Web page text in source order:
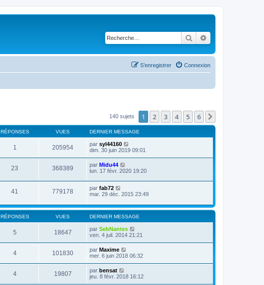
Rechercher
Connexion
S’enregistrer
140 sujets 1 2 3 4 5 6
RÉPONSES VUES DERNIER MESSAGE
1 205954 par syl44160
dim. 30 juin 2019 09:01
23 368389 par Midu44
lun. 17 févr. 2020 19:20
41 779178 par fab72
mar. 29 déc. 2015 23:49
RÉPONSES VUES DERNIER MESSAGE
5 18647 par SebNantes
ven. 4 juil. 2014 21:21
4 101830 par Maxime
mer. 6 juin 2018 06:32
4 19807 par bensat
jeu. 8 févr. 2018 16:12